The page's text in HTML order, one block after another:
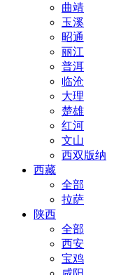
曲靖
玉溪
昭通
丽江
普洱
临沧
大理
楚雄
红河
文山
西双版纳
西藏
全部
拉萨
陕西
全部
西安
宝鸡